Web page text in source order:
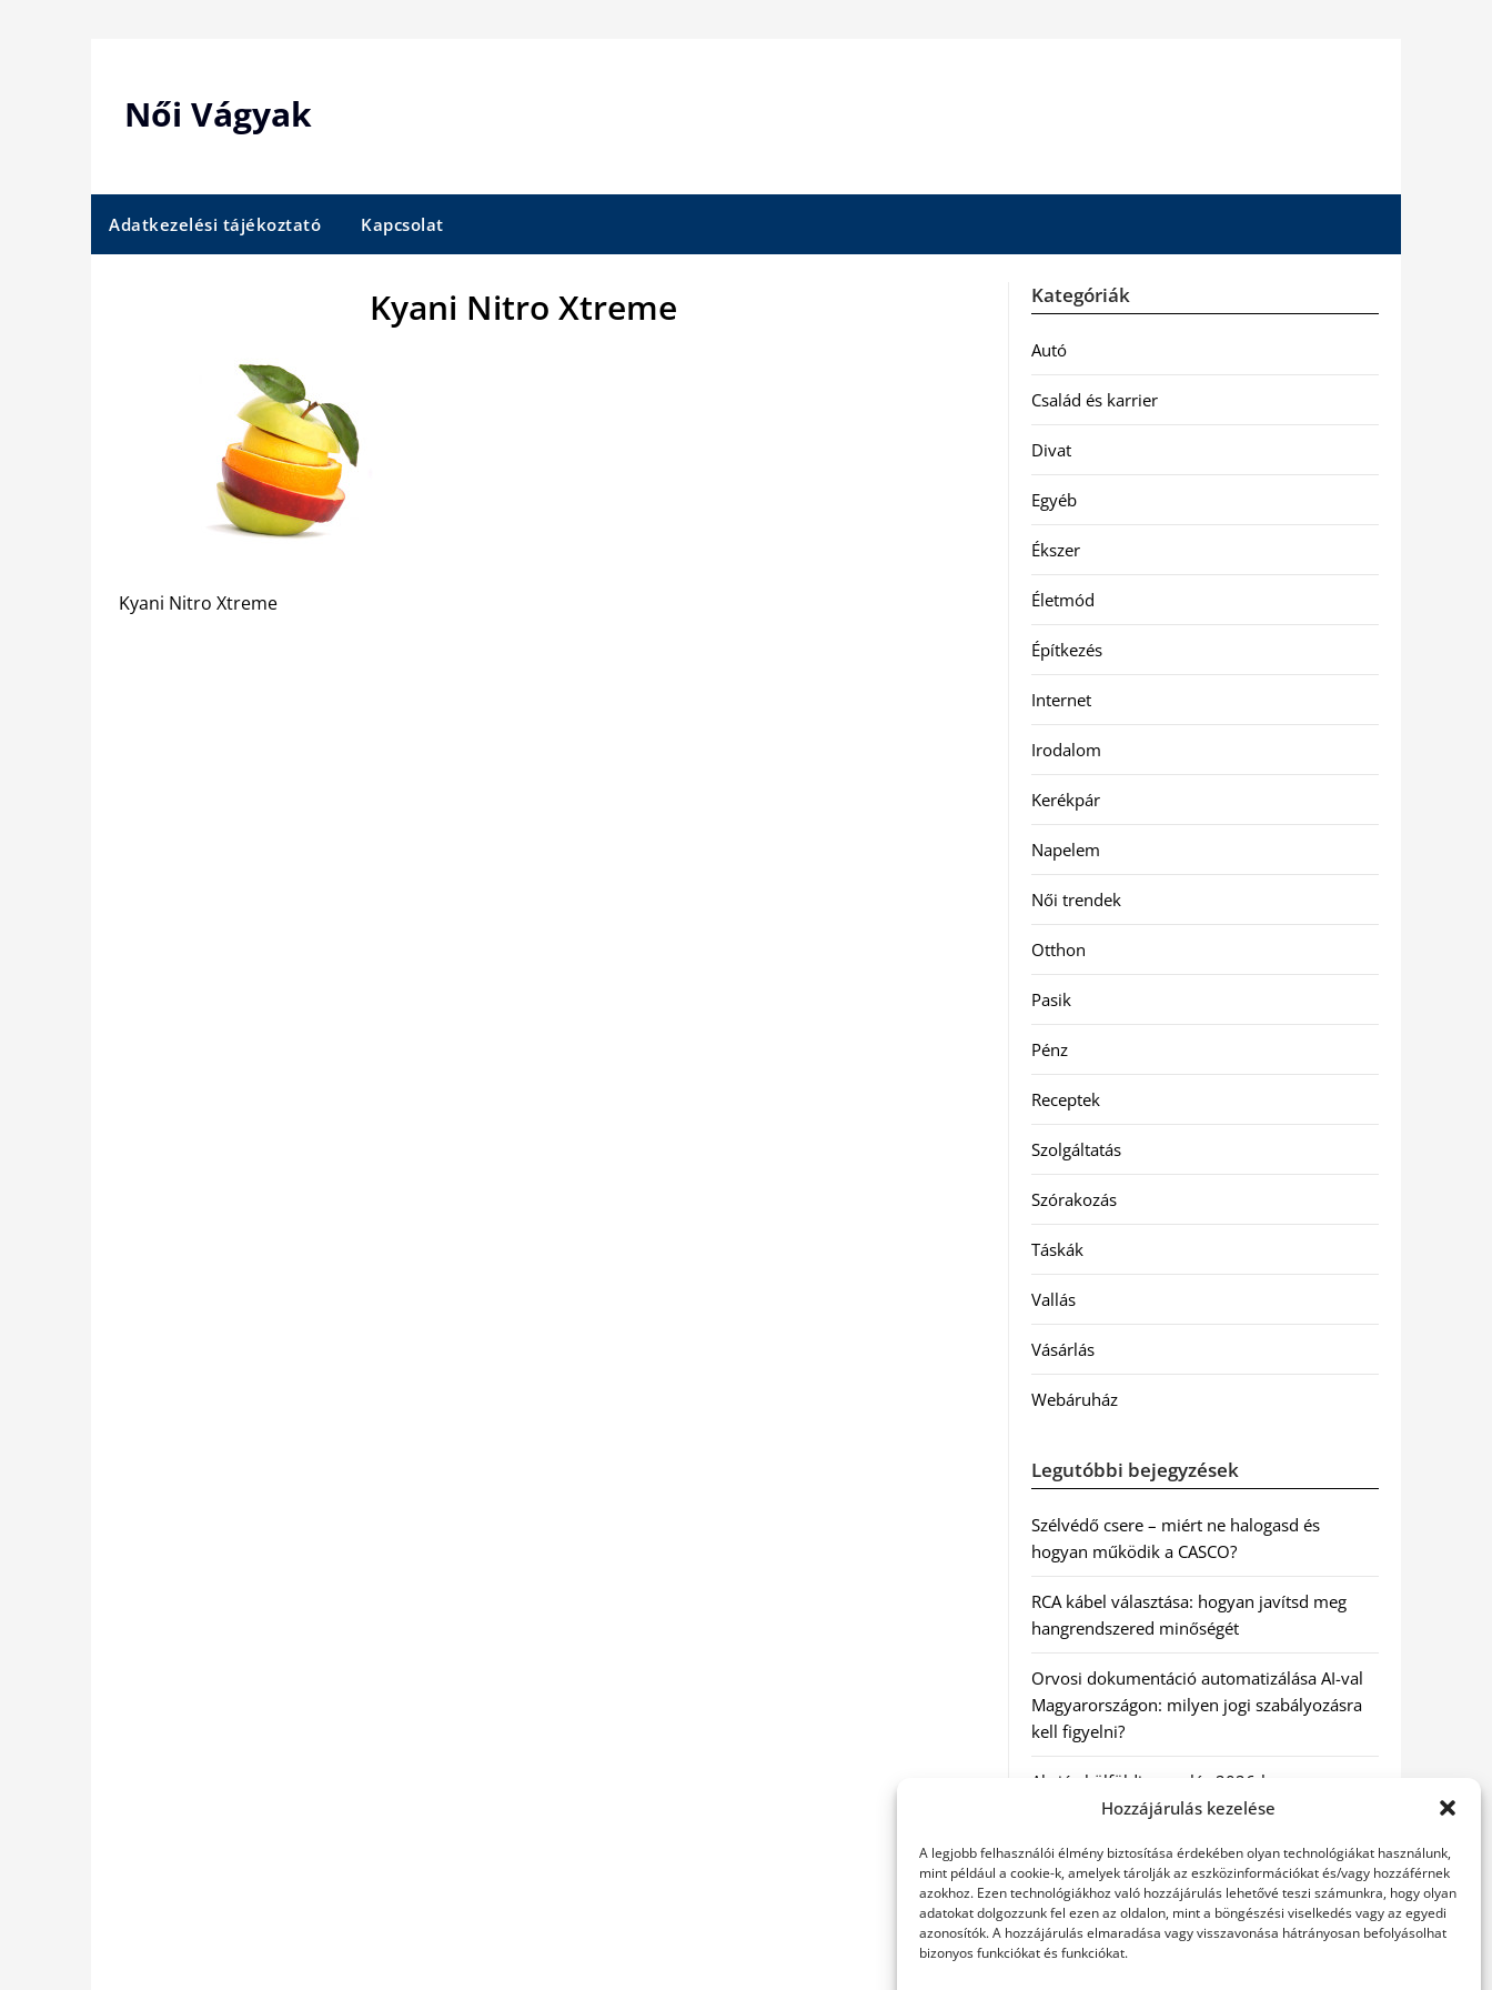
Hozzájárulás kezelése
A legjobb felhasználói élmény biztosítása érdekében olyan technológiákat használunk,
mint például a cookie-k, amelyek tárolják az eszközinformációkat és/vagy hozzáférnek
azokhoz. Ezen technológiákhoz való hozzájárulás lehetővé teszi számunkra, hogy olyan
adatokat dolgozzunk fel ezen az oldalon, mint a böngészési viselkedés vagy az egyedi
azonosítók. A hozzájárulás elmaradása vagy visszavonása hátrányosan befolyásolhat
bizonyos funkciókat és funkciókat.
Női Vágyak
Adatkezelési tájékoztató Kapcsolat
Kyani Nitro Xtreme
Kyani Nitro Xtreme
Kategóriák
Autó
Család és karrier
Divat
Egyéb
Ékszer
Életmód
Építkezés
Internet
Irodalom
Kerékpár
Napelem
Női trendek
Otthon
Pasik
Pénz
Receptek
Szolgáltatás
Szórakozás
Táskák
Vallás
Vásárlás
Webáruház
Legutóbbi bejegyzések
Szélvédő csere – miért ne halogasd és
hogyan működik a CASCO?
RCA kábel választása: hogyan javítsd meg
hangrendszered minőségét
Orvosi dokumentáció automatizálása AI-val
Magyarországon: milyen jogi szabályozásra
kell figyelni?
Akciós külföldi nyaralás 2026-ban
előfoglalással: mit ellenőrizz az ár mellett?
A Kassai Irodaház modern munkakörnyezetet
biztosít
KERESÉS: